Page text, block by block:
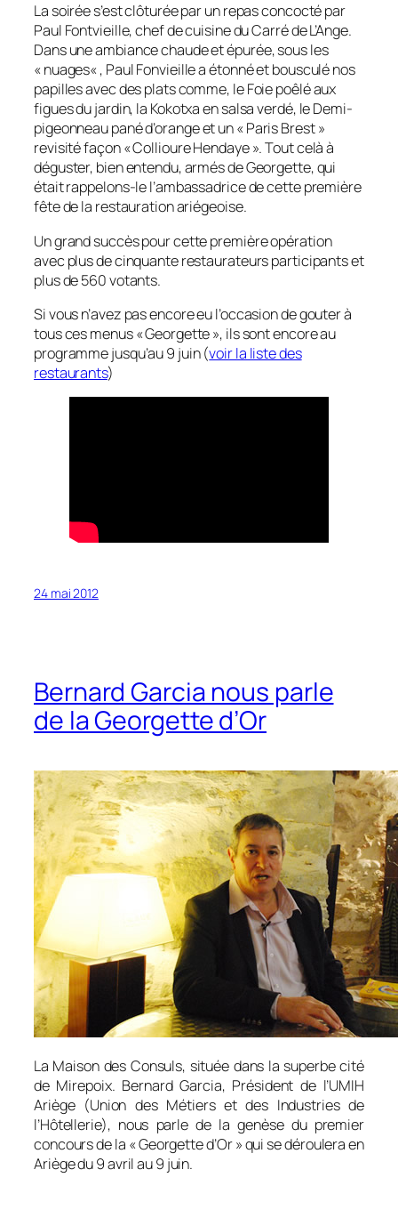
La soirée s’est clôturée par un repas concocté par
Paul Fontvieille, chef de cuisine du Carré de L’Ange.
Dans une ambiance chaude et épurée, sous les
«nuages« , Paul Fonvieille a étonné et bousculé nos
papilles avec des plats comme, le Foie poêlé aux
figues du jardin, la Kokotxa en salsa verdé, le Demi-
pigeonneau pané d’orangeet un «Paris Brest»
revisité façon «Collioure Hendaye». Tout celà à
déguster, bien entendu, armés de Georgette, qui
était rappelons-le l’ambassadrice de cette première
fête de la restauration ariégeoise.
Un grand succès pour cette première opération
avec plus de cinquante restaurateurs participants et
plus de 560 votants.
Si vous n’avez pas encore eu l’occasion de gouter à
tous ces menus « Georgette », ils sont encore au
programme jusqu’au 9 juin (voir la liste des
restaurants)
24 mai 2012
Bernard Garcia nous parle
de la Georgette d’Or
La Maison des Consuls, située dans la superbe cité
de Mirepoix. Bernard Garcia, Président de l’UMIH
Ariège (Union des Métiers et des Industries de
l’Hôtellerie), nous parle de la genèse du premier
concours de la « Georgette d’Or » qui se déroulera en
Ariège du 9 avril au 9 juin.